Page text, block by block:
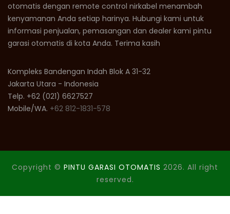
otomatis dengan remote control nirkabel menambah
kenyamanan Anda setiap harinya. Hubungi kami untuk
informasi penjualan, pemasangan dan dealer kami pintu
garasi otomatis di kota Anda. Terima kasih
Kompleks Bandengan Indah Blok A 31-32
Jakarta Utara - Indonesia
Telp. +62 (021) 6627527
Mobile/WA. +62 812-1831-578
Copyright © PINTU GARASI OTOMATIS 2026. All right
reserved.